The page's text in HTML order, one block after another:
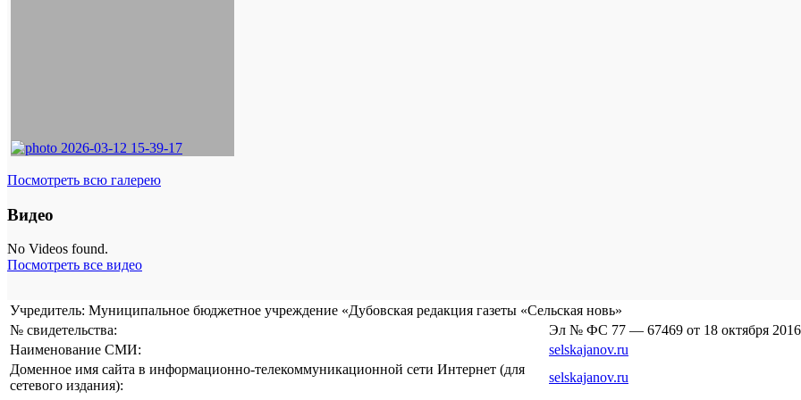
Посмотреть всю галерею
Видео
No Videos found.
Посмотреть все видео
Учредитель: Муниципальное бюджетное учреждение «Дубовская редакция газеты «Сельская новь»
№ свидетельства:
Эл № ФС 77 — 67469 от 18 октября
Наименование СМИ:
selskajanov.ru
Доменное имя сайта в информационно-телекоммуникационной сети Интернет (для
сетевого издания):
selskajanov.ru